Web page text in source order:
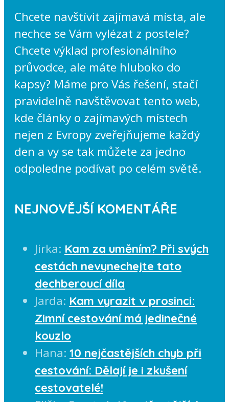
Chcete navštívit zajímavá místa, ale
nechce se Vám vylézat z postele?
Chcete výklad profesionálního
průvodce, ale máte hluboko do
kapsy? Máme pro Vás řešení, stačí
pravidelně navštěvovat tento web,
kde články o zajímavých místech
nejen z Evropy zveřejňujeme každý
den a vy se tak můžete za jedno
odpoledne podívat po celém světě.
NEJNOVĚJŠÍ KOMENTÁŘE
Jirka: Kam za uměním? Při svých
cestách nevynechejte tato
dechberoucí díla
Jarda: Kam vyrazit v prosinci:
Zimní cestování má jedinečné
kouzlo
Hana: 10 nejčastějších chyb při
cestování: Dělají je i zkušení
cestovatelé!